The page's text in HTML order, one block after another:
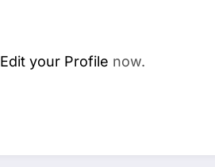
Edit your Profile now.